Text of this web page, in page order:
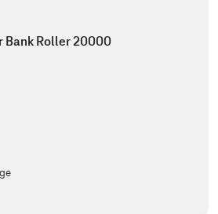
Roller 20000